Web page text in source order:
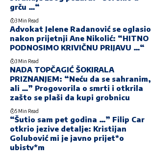
grču …“
3 Min Read
Advokat Jelene Radanović se oglasio
nakon prijetnji Ane Nikolić: “HITNO
PODNOSIMO KRIVIČNU PRIJAVU …“
3 Min Read
NADA TOPČAGIĆ ŠOKIRALA
PRIZNANJEM: “Neću da se sahranim,
ali …” Progovorila o smrti i otkrila
zašto se plaši da kupi grobnicu
5 Min Read
“Šutio sam pet godina …” Filip Car
otkrio jezive detalje: Kristijan
Golubović mi je javno prijet*o
ubistv*m